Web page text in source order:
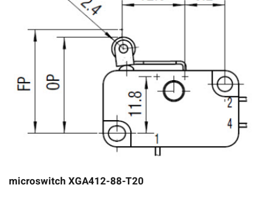
microswitch XGA412-88-T20